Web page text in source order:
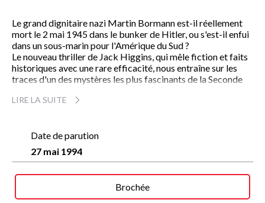
Le grand dignitaire nazi Martin Bormann est-il réellement
mort le 2 mai 1945 dans le bunker de Hitler, ou s'est-il enfui
dans un sous-marin pour l'Amérique du Sud ?
Le nouveau thriller de Jack Higgins, qui mêle fiction et faits
historiques avec une rare efficacité, nous entraîne sur les
traces d'un des mystères les plus fascinants de la Seconde
plongée sous-marine, ne se doute pas qu'il vient peut-être
découvre déclenchera une véritable bombe : une mallette
contenant la liste des noms de tous ceux qui avaient juré de
soutenir la cause nazie après la guerre. Parmi eux, Martin
britanniques dont certaines sont toujours en vie...
Jack Higgins, dont les romans sont parmi les plus lus au
LIRE LA SUITE
Date de parution
27 mai 1994
Brochée